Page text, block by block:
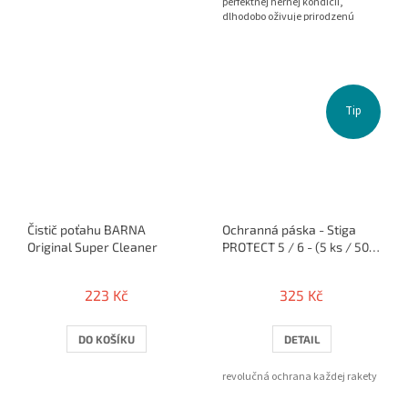
dlhodobo oživuje prirodzenú
Čistič poťahu BARNA
Original Super Cleaner
223 Kč
DO KOŠÍKU
Tip
Ochranná páska - Stiga
PROTECT 5 / 6 - (5 ks / 50
325 Kč
DETAIL
revolučná ochrana každej rakety